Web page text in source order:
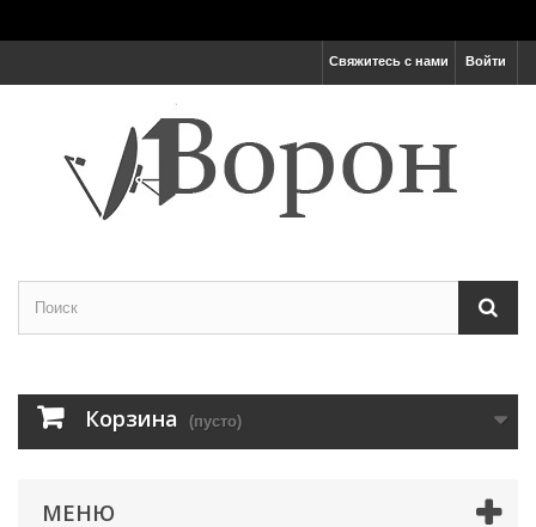
Войти
Свяжитесь с нами
Корзина (пусто)
МЕНЮ